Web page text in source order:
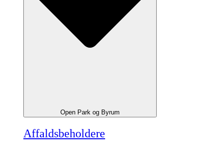
Open Park og Byrum
Affaldsbeholdere